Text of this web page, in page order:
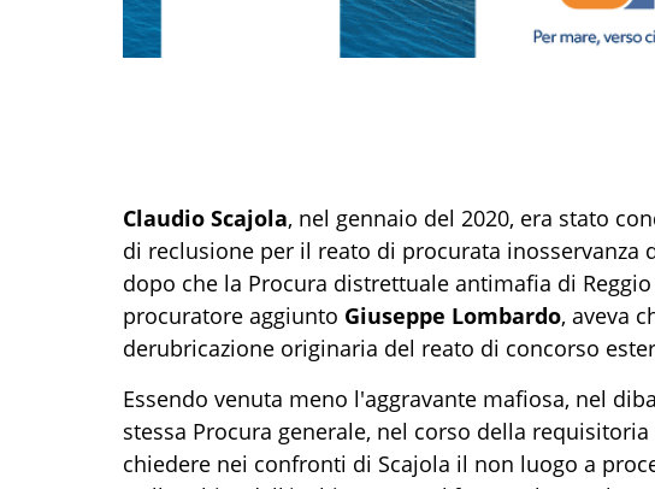
Claudio Scajola, nel gennaio del 2020, era stato
di reclusione per il reato di procurata inosservanza
dopo che la Procura distrettuale antimafia di
procuratore aggiunto Giuseppe Lombardo, aveva
derubricazione originaria del reato di concorso
Essendo venuta meno l'aggravante mafiosa, nel
stessa Procura generale, nel corso della
chiedere nei confronti di Scajola il non luogo a